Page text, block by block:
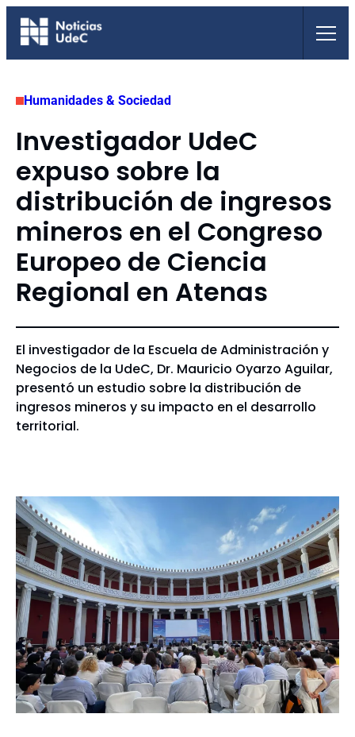
Saltar
Humanidades & Sociedad
Investigador UdeC
expuso sobre la
distribución de ingresos
mineros en el Congreso
Europeo de Ciencia
Regional en Atenas
El investigador de la Escuela de Administración y
Negocios de la UdeC, Dr. Mauricio Oyarzo Aguilar,
presentó un estudio sobre la distribución de
ingresos mineros y su impacto en el desarrollo
territorial.